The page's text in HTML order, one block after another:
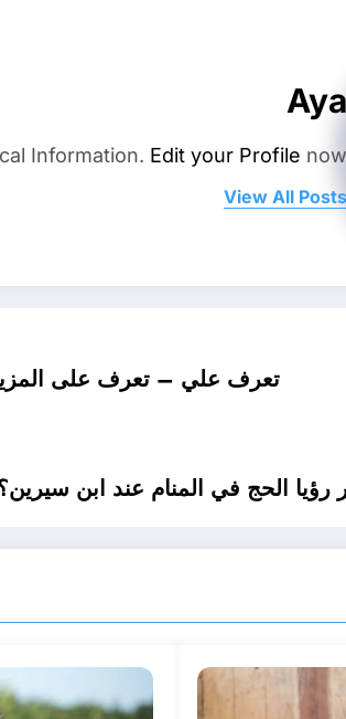
Aya
Information. Edit your Profile now.
View All Posts
تعرف علي – تعرف على المزيد
الحج في المنام عند ابن